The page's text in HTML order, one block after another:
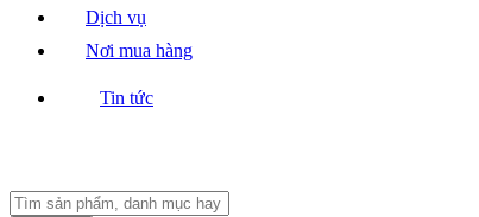
Dịch vụ
Nơi mua hàng
Tin tức